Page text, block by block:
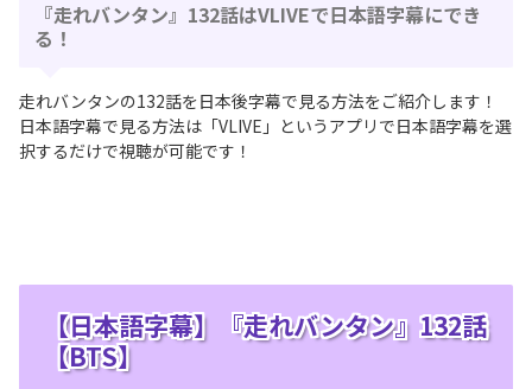
『走れバンタン』132話はVLIVEで日本語字幕にでき
る！
走れバンタンの132話を日本後字幕で見る方法をご紹介します！
日本語字幕で見る方法は「VLIVE」というアプリで日本語字幕を選
択するだけで視聴が可能です！
【日本語字幕】『走れバンタン』132話
【BTS】